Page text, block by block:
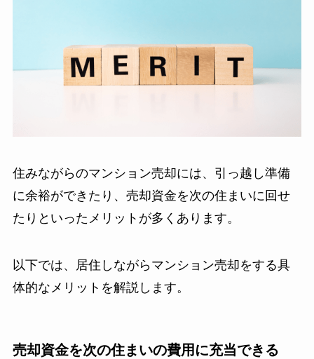
住みながらのマンション売却には、引っ越し準備
に余裕ができたり、売却資金を次の住まいに回せ
たりといったメリットが多くあります。
以下では、居住しながらマンション売却をする具
体的なメリットを解説します。
売却資金を次の住まいの費用に充当できる